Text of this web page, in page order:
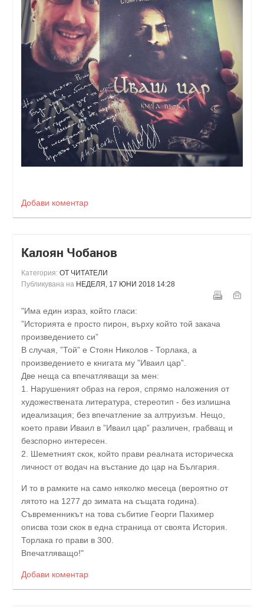
Добави коментар
Калоян Чобанов
Категория: ОТ ЧИТАТЕЛИ
Публикувана на НЕДЕЛЯ, 17 ЮНИ 2018 14:28
"Има един израз, който гласи:
”Историята е просто пирон, върху който той закача
произведението си”
В случая, ”Той” е Стоян Николов - Торлака, а
произведението е книгата му ”Иваил цар”.
Две неща са впечатляващи за мен:
1. Нарушеният образ на героя, спрямо наложения от
художествената литература, стереотип - без излишна
идеализация; без впечатление за алтруизъм. Нещо,
което прави Иваил в ”Иваил цар” различен, грабващ и
безспорно интересен.
2. Шеметният скок, който прави реалната историческа
личност от водач на въстание до цар на България.
И то в рамките на само няколко месеца (вероятно от
лятото на 1277 до зимата на същата година).
Съвременникът на това събитие Георги Пахимер
описва този скок в една страница от своята История.
Торлака го прави в 300.
Впечатляващо!"
Добави коментар